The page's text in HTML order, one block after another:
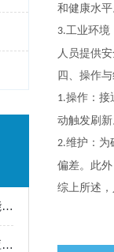
空气质量检测仪的工作原理与功能特点概述
空气质量检测仪在家庭环境中的应用与选购技巧
和健康水
3.工业环境
人员提供
四、操作
1.操作：接
动触发刷
2.维护：为
偏差。此
综上所述